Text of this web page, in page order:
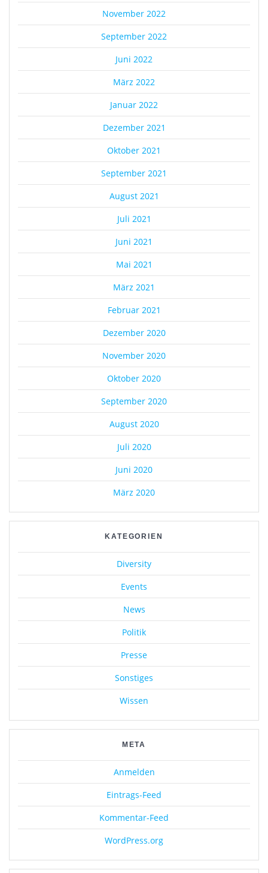
November 2022
September 2022
Juni 2022
März 2022
Januar 2022
Dezember 2021
Oktober 2021
September 2021
August 2021
Juli 2021
Juni 2021
Mai 2021
März 2021
Februar 2021
Dezember 2020
November 2020
Oktober 2020
September 2020
August 2020
Juli 2020
Juni 2020
März 2020
KATEGORIEN
Diversity
Events
News
Politik
Presse
Sonstiges
Wissen
META
Anmelden
Eintrags-Feed
Kommentar-Feed
WordPress.org